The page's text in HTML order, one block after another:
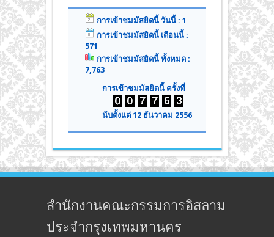
การเข้าชมมัสยิดนี้ วันนี้ : 1
การเข้าชมมัสยิดนี้ เดือนนี้ :
571
การเข้าชมมัสยิดนี้ ทั้งหมด :
7,763
การเข้าชมมัสยิดนี้ ครั้งที่
นับตั้งแต่ 12 ธันวาคม 2556
สำนักงานคณะกรรมการอิสลาม
ประจำกรุงเทพมหานคร